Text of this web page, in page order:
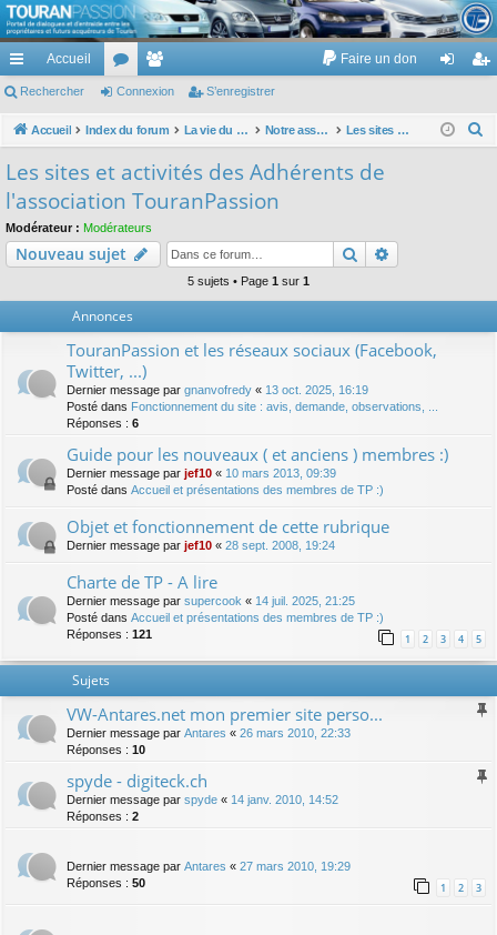
TouranPassion
Le forum des propriétaires ou futurs acquéreurs du Volkswagen Touran
cc
ès
pi
de
Accueil
or
u
e
m
Faire un don
ne nr
Rechercher Connexion S’enregistrer
Accueil Index du forum La vie du site TP :) Notre association Les sites et activités des Adhérents de l'association TouranPassion
h
Les sites et activités des Adhérents de
l'association TouranPassion
Modérateur : Modérateurs
Nouveau sujet Rechercher
5 sujets • Page 1 sur 1
Annonces
TouranPassion et les réseaux sociaux (Facebook,
Twitter, ...)
Dernier message par gnanvofredy « 13 oct. 2025, 16:19
Posté dans Fonctionnement du site : avis, demande, observations, ...
Réponses : 6
Guide pour les nouveaux ( et anciens ) membres :)
Dernier message par jef10 « 10 mars 2013, 09:39
Posté dans Accueil et présentations des membres de TP :)
Objet et fonctionnement de cette rubrique
Dernier message par jef10 « 28 sept. 2008, 19:24
Charte de TP - A lire
Dernier message par supercook « 14 juil. 2025, 21:25
Posté dans Accueil et présentations des membres de TP :)
Réponses : 121 1 2 3 4 5
Sujets
VW-Antares.net mon premier site perso...
Dernier message par Antares « 26 mars 2010, 22:33
Réponses : 10
spyde - digiteck.ch
Dernier message par spyde « 14 janv. 2010, 14:52
Réponses : 2
Dernier message par Antares « 27 mars 2010, 19:29
Réponses : 50 1 2 3